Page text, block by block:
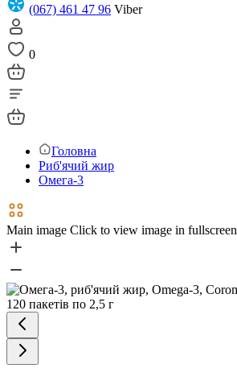
(067) 461 47 96 Viber
0
Головна
Риб'ячий жир
Омега-3
Main image Click to view image in fullscreen